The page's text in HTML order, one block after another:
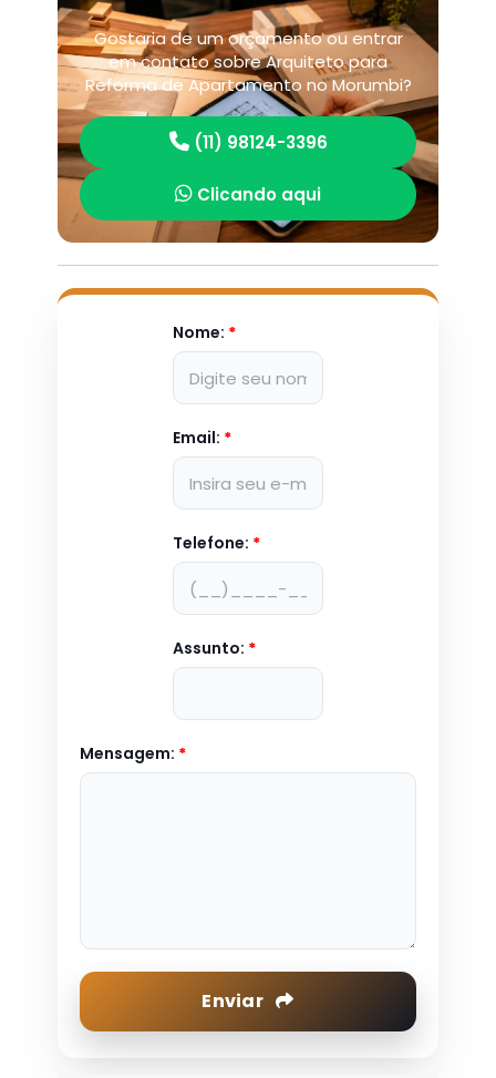
Gostaria de um orçamento ou entrar
em contato sobre Arquiteto para
Reforma de Apartamento no Morumbi?
(11) 98124-3396
Clicando aqui
Nome: *
Email: *
Telefone: *
Assunto: *
Mensagem: *
Enviar